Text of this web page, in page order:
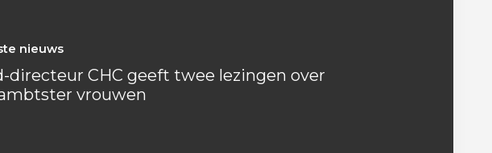
nieuws
directeur CHC geeft twee lezingen over
vrouwen